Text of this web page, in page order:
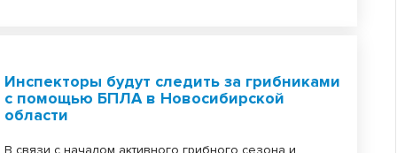
Инспекторы будут следить за грибниками
с помощью БПЛА в Новосибирской
области
В связи с началом активного грибного сезона и